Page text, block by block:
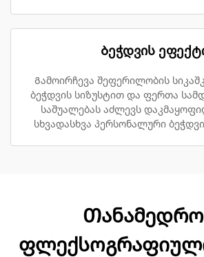
Ბეჭდვის
Გამოირჩევა შეფერილობის
ბეჭდვის სიზუსტით და ფერთა
საშუალებას აძლევს
სხვადასხვა პერსონალური